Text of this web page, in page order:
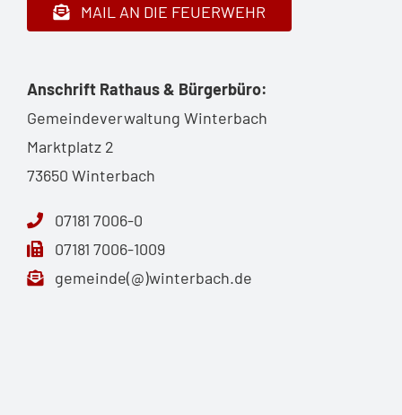
MAIL AN DIE FEUERWEHR
Anschrift Rathaus & Bürgerbüro:
Gemeindeverwaltung Winterbach
Marktplatz 2
73650 Winterbach
07181 7006-0
07181 7006-1009
gemeinde(@)winterbach.de